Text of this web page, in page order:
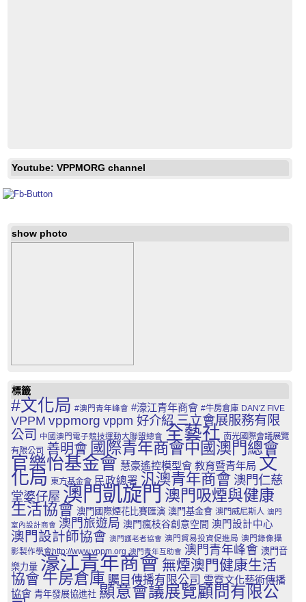
Youtube: VPPMORG channel
show photo
標籤
#文化局 #澳門青年峰會 #濠江青年商會 #牛房倉庫 DAN'Z FIVE
VPPM vppmorg vppm 好介紹 三立會展服務有限
公司
中國澳門電子競技運動大聯盟總會 全藝社 南光國際會議展覽
有限公司 善明會 國際青年商會中國澳門總會
官樂怡基金會 慧豪遙控模型會 教育暨青年局 文
化局 東方基金會 民政總署 汎澳青年商會 澳門仁慈
堂婆仔屋 澳門凱旋門 澳門吸煙與健康
生活協會 澳門國際煙花比賽匯演 澳門基金會 澳門威尼斯人 澳門
室內設計商會 澳門旅遊局 澳門瘋枝谷創意空間 澳門設計中心
澳門設計師協會 澳門護老者協會 澳門貿易投資促進局 澳門錄像攝
影製作學會http://www.vppm.org 澳門青年互助會 澳門青年峰會 澳門音
樂力量 濠江青年商會 無煙澳門健康生活
協會 牛房倉庫 矚目傳播有限公司 雲霓文化藝術傳播
協會 青年發展協進社 顯意會議展覽顧問有限公